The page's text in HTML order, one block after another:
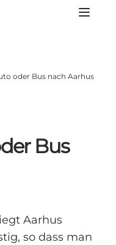
oder Bus nach Aarhus
Bus
Aarhus
so dass man